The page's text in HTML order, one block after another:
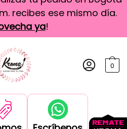
recibes ese mismo día.
ya!
0